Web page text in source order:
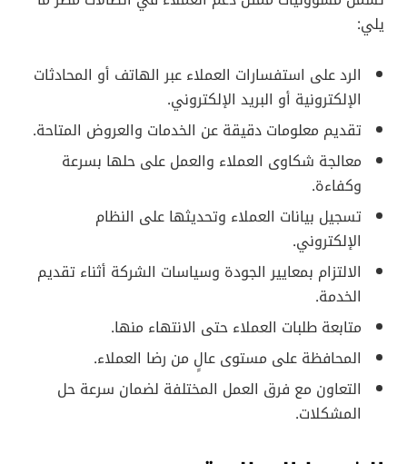
يلي:
الرد على استفسارات العملاء عبر الهاتف أو المحادثات
الإلكترونية أو البريد الإلكتروني.
تقديم معلومات دقيقة عن الخدمات والعروض المتاحة.
معالجة شكاوى العملاء والعمل على حلها بسرعة
وكفاءة.
تسجيل بيانات العملاء وتحديثها على النظام
الإلكتروني.
الالتزام بمعايير الجودة وسياسات الشركة أثناء تقديم
الخدمة.
متابعة طلبات العملاء حتى الانتهاء منها.
المحافظة على مستوى عالٍ من رضا العملاء.
التعاون مع فرق العمل المختلفة لضمان سرعة حل
المشكلات.